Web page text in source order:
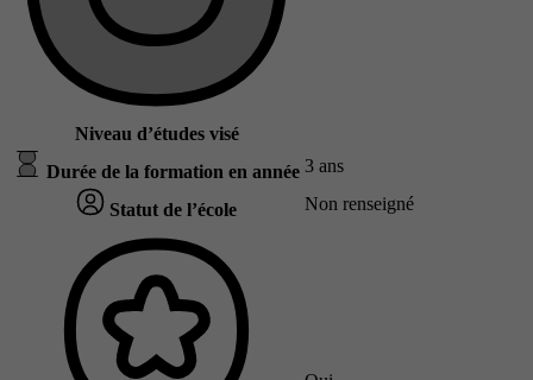
Niveau d’études visé
Durée de la formation en année 3 ans
Statut de l’école Non renseigné